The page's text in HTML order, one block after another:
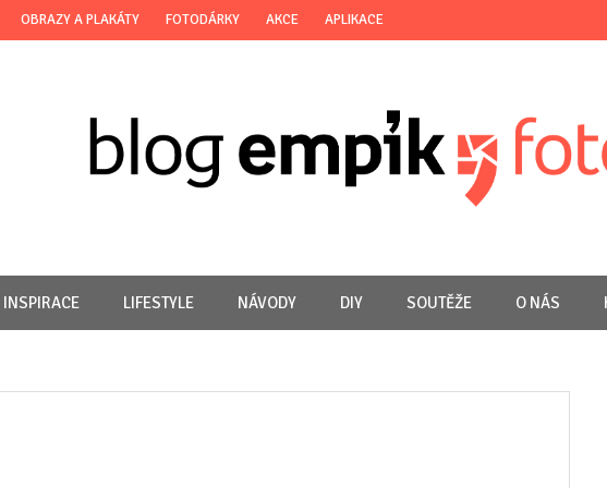
OBRAZY A PLAKÁTY FOTODÁRKY AKCE APLIKACE
INSPIRACE LIFESTYLE NÁVODY DIY SOUTĚŽE O NÁS